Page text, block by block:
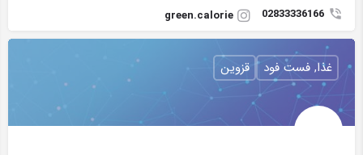
02833336166
green.calorie
غذا, فست فود قزوین